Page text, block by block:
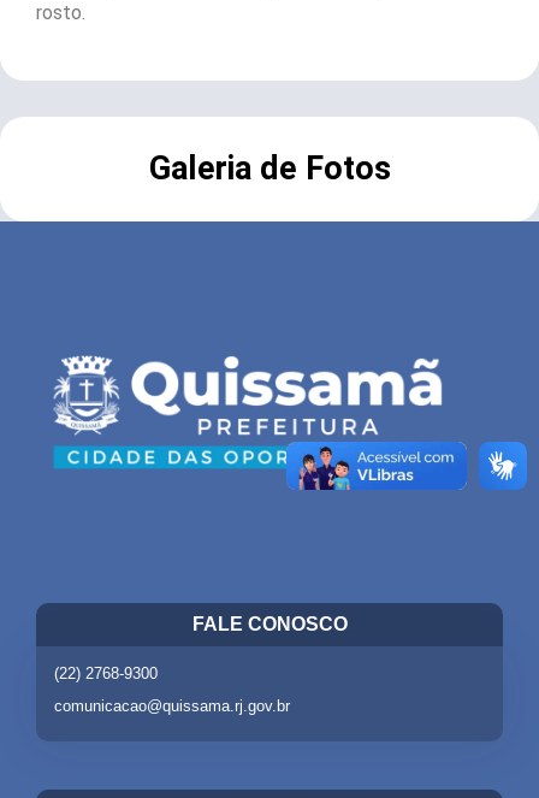
rosto.
Galeria de Fotos
FALE CONOSCO
(22) 2768-9300
comunicacao@quissama.rj.gov.br